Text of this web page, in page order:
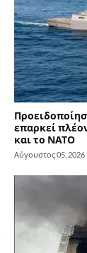
επαρκεί
και το ΝΑΤΟ
Αύγουστος 05, 2026